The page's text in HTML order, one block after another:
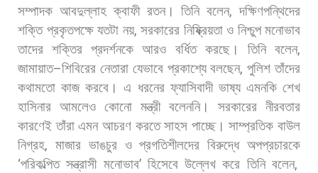
সম্পাদক আবদুল্লাহ ক্বাফী রতন। তিনি বলেন,দক্ষিণপন্থিদের
শক্তি প্রকৃতপক্ষে যতটা নয়, সরকারের নিষ্ক্রিয়তা ও নিশ্চুপ মনোভাব
তাদের শক্তির প্রদর্শনকে আরও বর্ধিত করছে। তিনি বলেন,
জামায়াত–শিবিরের নেতারা যেভাবে প্রকাশ্যে বলছেন,পুলিশ তাঁদের
কথামতো কাজ করবে। এ ধরনের ফ্যাসিবাদী ভাষ্য এমনকি শেখ
হাসিনার আমলেও কোনো মন্ত্রী বলেননি। সরকারের নীরবতার
কারণেই তাঁরা এমন আচরণ করতে সাহস পাচ্ছে। সাম্প্রতিক বাউল
নিগ্রহ, মাজার ভাঙচুর ও প্রগতিশীলদের বিরুদ্ধে অপপ্রচারকে
‘পরিকল্পিত সন্ত্রাসী মনোভাব’ হিসেবে উল্লেখ করে তিনি বলেন,